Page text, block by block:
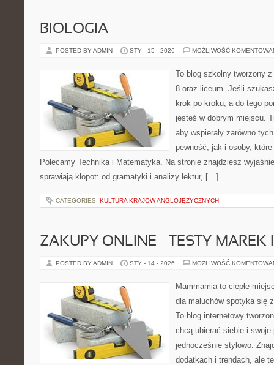
BIOLOGIA
POSTED BY ADMIN STY - 15 - 2026 MOŻLIWOŚĆ
To blog szkolny tworzony
8 oraz liceum. Jeśli
krok po kroku, a do tego
jesteś w dobrym miejscu.
aby wspierały zarówno
pewność, jak i osoby,
Polecamy Technika i Matematyka. Na stronie znajdziesz
sprawiają kłopot: od gramatyki i analizy lektur, […]
CATEGORIES: KULTURA KRAJÓW ANGLOJĘZYCZNYCH
ZAKUPY ONLINE – TESTY MAREK
POSTED BY ADMIN STY - 14 - 2026 MOŻLIWOŚĆ
Mammamia to ciepłe
dla maluchów spotyka się
To blog internetowy
chcą ubierać siebie i
jednocześnie stylowo.
dodatkach i trendach, ale